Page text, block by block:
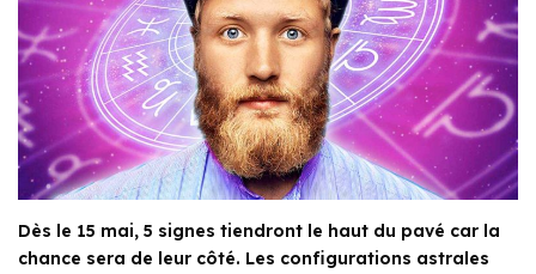
Dès le 15 mai, 5 signes tiendront le haut du pavé car la
chance sera de leur côté. Les configurations astrales